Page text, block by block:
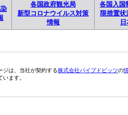
各国政府観光局
新型コロナウイルス対策
情報
各国入国
限措置
ジは、当社が契約する株式会社パイプドビッツの
います。